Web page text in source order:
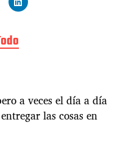
a veces el día a día
las cosas en